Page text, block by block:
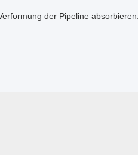
der Pipeline absorbieren.